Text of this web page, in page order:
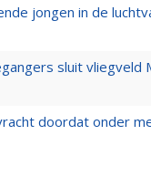
jongen in de
sluit vliegveld
doordat onder